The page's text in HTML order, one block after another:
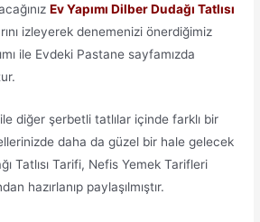
Ev Yapımı Dilber Dudağı Tatlısı
izleyerek denemenizi önerdiğimiz
ile Evdeki Pastane sayfamızda
diğer şerbetli tatlılar içinde farklı bir
daha da güzel bir hale gelecek
Tatlısı Tarifi, Nefis Yemek Tarifleri
hazırlanıp paylaşılmıştır.